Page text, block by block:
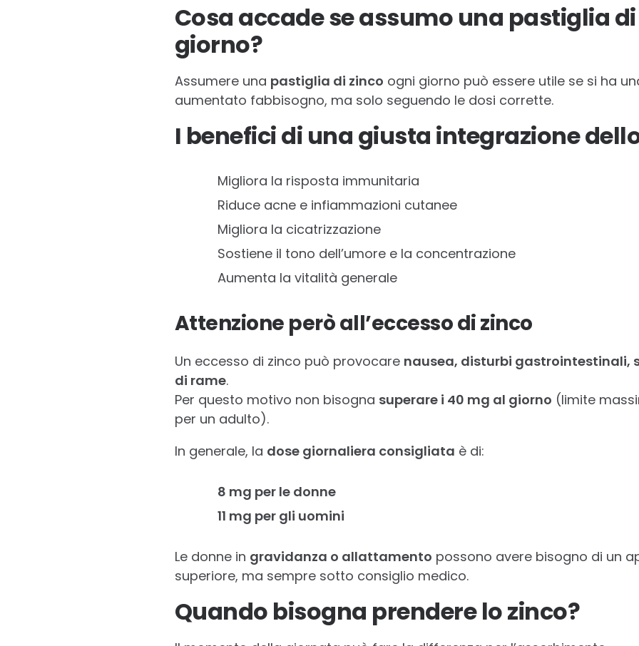
Cosa accade se assumo una pastiglia
giorno?
Assumere una pastiglia di zinco ogni giorno può essere utile se si ha
aumentato fabbisogno, ma solo seguendo le dosi corrette.
I benefici di una giusta integrazione
Migliora la risposta immunitaria
Riduce acne e infiammazioni cutanee
Migliora la cicatrizzazione
Sostiene il tono dell’umore e la concentrazione
Aumenta la vitalità generale
Attenzione però all’eccesso di zinco
Un eccesso di zinco può provocare nausea, disturbi gastrointestinali,
di rame.
Per questo motivo non bisogna superare i 40 mg al giorno (limite
per un adulto).
In generale, la dose giornaliera consigliata è di:
8 mg per le donne
11 mg per gli uomini
Le donne in gravidanza o allattamento possono avere bisogno di un
superiore, ma sempre sotto consiglio medico.
Quando bisogna prendere lo zinco?